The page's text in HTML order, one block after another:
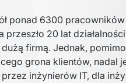
Treścią (CMS)
do współpracy
Czasu Pracy
ponad 6300
przeszło 20 lat
firmą. Jednak,
grona klientów, nadal
inżynierów IT, dla